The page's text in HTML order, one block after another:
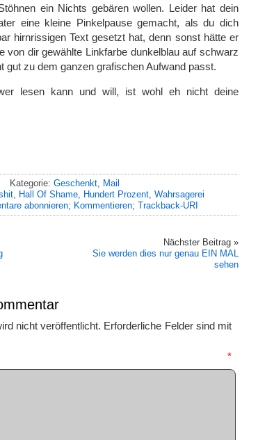
ein Nichts gebären wollen. Leider hat dein
eine kleine Pinkelpause gemacht, als du dich
hirnrissigen Text gesetzt hat, denn sonst hätte er
von dir gewählte Linkfarbe dunkelblau auf schwarz
gut zu dem ganzen grafischen Aufwand passt.
lesen kann und will, ist wohl eh nicht deine
Kategorie: Geschenkt
Mail
, Hall Of Shame, Hundert Prozent, Wahrsagerei
abonnieren; Kommentieren; Trackback-URI
Nächster Beitrag »
Sie werden dies nur genau EIN MAL
sehen
nicht veröffentlicht. Erforderliche Felder sind mit
*